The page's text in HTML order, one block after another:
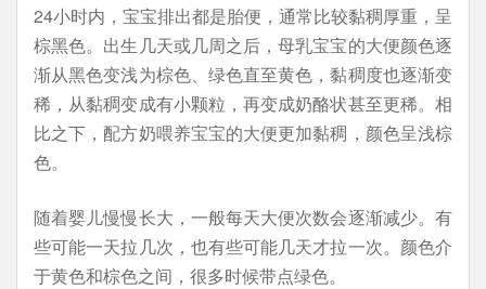
24小时内，宝宝排出都是胎便，通常比较黏稠厚重，呈
棕黑色。出生几天或几周之后，母乳宝宝的大便颜色逐
渐从黑色变浅为棕色、绿色直至黄色，黏稠度也逐渐变
稀，从黏稠变成有小颗粒，再变成奶酪状甚至更稀。相
比之下，配方奶喂养宝宝的大便更加黏稠，颜色呈浅棕
色。
随着婴儿慢慢长大，一般每天大便次数会逐渐减少。有
些可能一天拉几次，也有些可能几天才拉一次。颜色介
于黄色和棕色之间，很多时候带点绿色。